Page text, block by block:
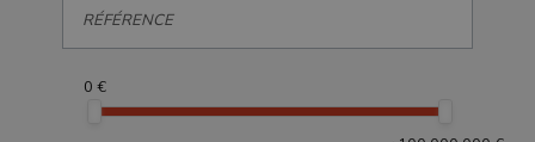
0 €